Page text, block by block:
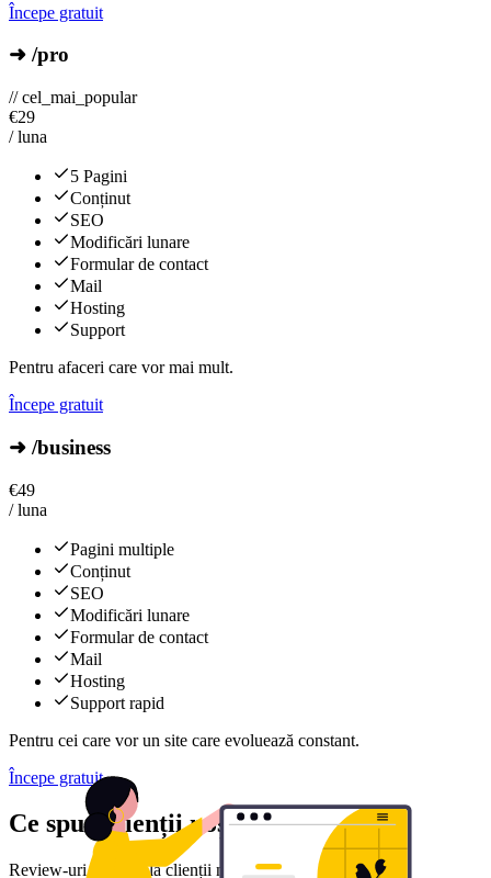
Începe gratuit
➜ /pro
// cel_mai_popular
€29
/ luna
5 Pagini
Conținut
SEO
Modificări lunare
Formular de contact
Mail
Hosting
Support
Pentru afaceri care vor mai mult.
Începe gratuit
➜ /business
€49
/ luna
Pagini multiple
Conținut
SEO
Modificări lunare
Formular de contact
Mail
Hosting
Support rapid
Pentru cei care vor un site care evoluează constant.
Începe gratuit
Ce spun clienții noștri
Review-uri reale de la clienții noștri mulțumiți